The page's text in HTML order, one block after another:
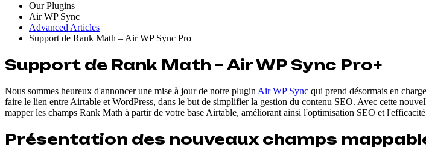
Our Plugins
Air WP Sync
Advanced Articles
Support de Rank Math – Air WP Sync Pro+
Support de Rank Math – Air WP Sync Pro+
Nous sommes heureux d'annoncer une mise à jour de notre plugin Air WP Sync qui prend désormais en
faire le lien entre Airtable et WordPress, dans le but de simplifier la gestion du contenu SEO. Avec cette
mapper les champs Rank Math à partir de votre base Airtable, améliorant ainsi l'optimisation SEO et
Présentation des nouveaux champs